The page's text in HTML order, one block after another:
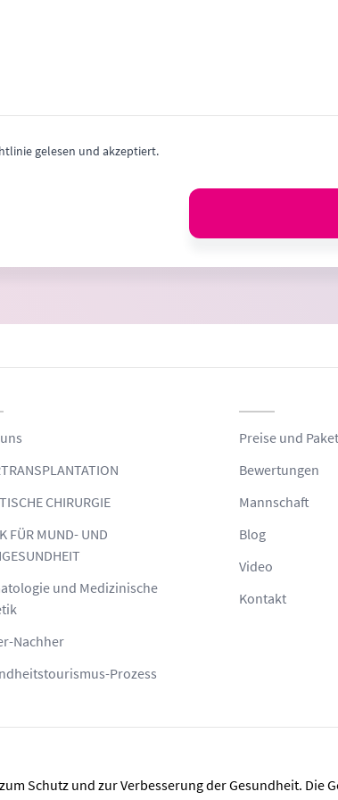
gelesen und akzeptiert.
CHIRURGIE
FÜR MUND- UND
und Medizinische
Nachher
Prozess
Preise und
Bewertungen
Mannschaft
Blog
Video
Kontakt
Schutz und zur Verbesserung der Gesundheit.